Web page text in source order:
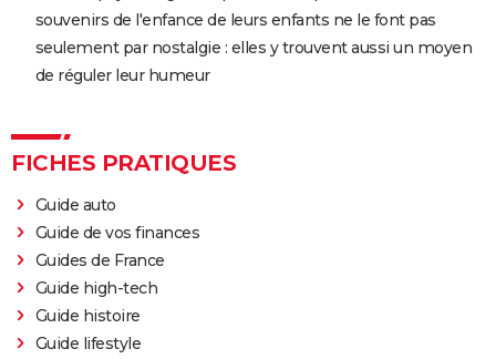
Le Comte de Monte-Cristo : le film avec Pierre Niney
est-il inspiré d'une histoire vraie ?
Juré n°2 : s'agit-il (véritablement) du dernier film de
Le Parrain
Il était une fois en Amérique
Peter von Kant
Nomadland : synopsis, casting, Oscars, photos,
streaming, avis...
Sound of Metal
Slalom
souvenirs de l'enfance de leurs enfants ne le font pas
seulement par nostalgie : elles y trouvent aussi un moyen
de réguler leur humeur
FICHES PRATIQUES
Guide auto
Guide de vos finances
Guides de France
Guide high-tech
Guide histoire
Guide lifestyle